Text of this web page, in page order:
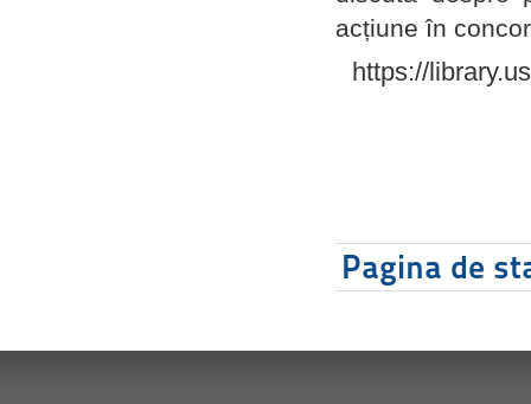
acțiune în
https://
Pagina de